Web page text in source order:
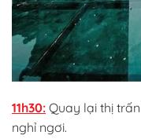
11h30: Quay lại thị
nghỉ ngơi.